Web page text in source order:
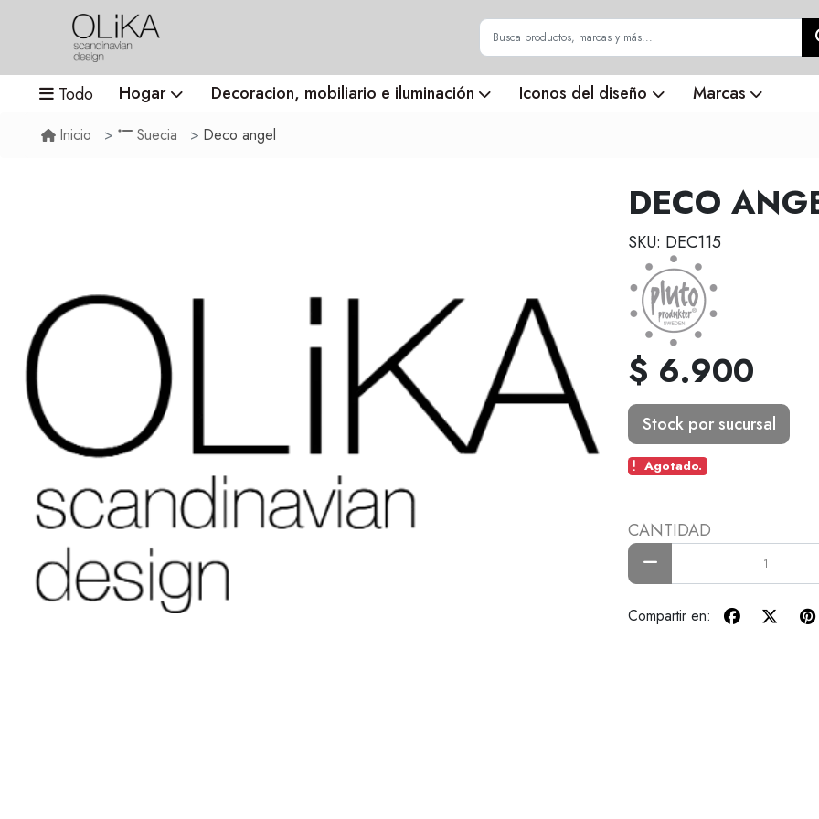
Todo Hogar Decoracion, mobiliario e iluminación Iconos del diseño Marcas
Inicio Suecia Deco angel
DECO
SKU: DEC115
$ 6.900
Stock por sucursal
Agotado.
CANTIDAD
Compartir en: